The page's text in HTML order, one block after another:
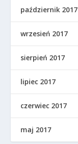
październik 2017
wrzesień 2017
sierpień 2017
lipiec 2017
czerwiec 2017
maj 2017